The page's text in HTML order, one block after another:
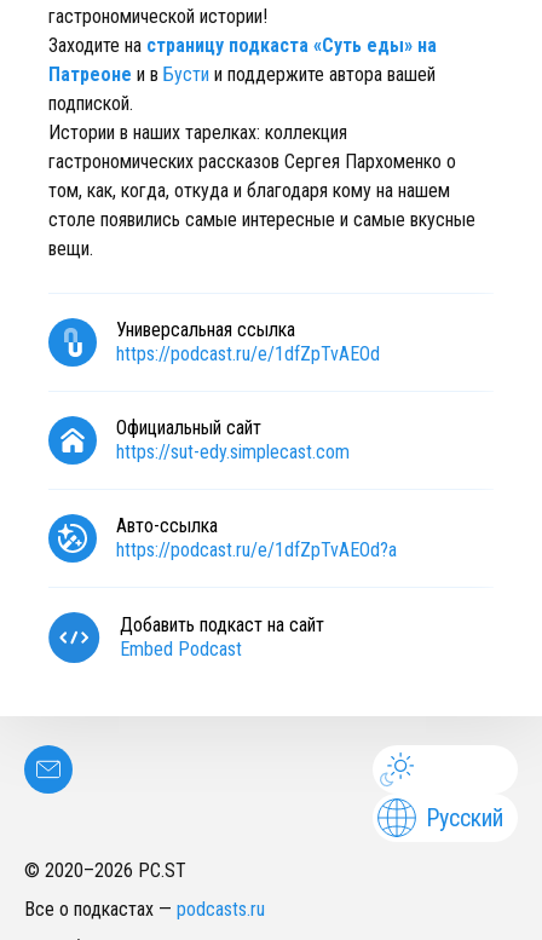
гастрономической истории!
Заходите на страницу подкаста «Суть еды» на
Патреоне и в Бусти и поддержите автора вашей
подпиской.
Истории в наших тарелках: коллекция
гастрономических рассказов Сергея Пархоменко о
том, как, когда, откуда и благодаря кому на нашем
столе появились самые интересные и самые вкусные
вещи.
Универсальная ссылка
https://podcast.ru/e/1dfZpTvAEOd
Официальный сайт
https://sut-edy.simplecast.com
Авто-ссылка
https://podcast.ru/e/1dfZpTvAEOd?a
Добавить подкаст на сайт
Embed Podcast
Русский
© 2020–2026 PC.ST
Все о подкастах — podcasts.ru